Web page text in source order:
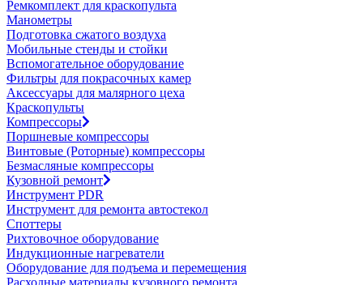
Ремкомплект для краскопульта
Манометры
Подготовка сжатого воздуха
Мобильные стенды и стойки
Вспомогательное оборудование
Фильтры для покрасочных камер
Аксессуары для малярного цеха
Краскопульты
Компрессоры
Поршневые компрессоры
Винтовые (Роторные) компрессоры
Безмасляные компрессоры
Кузовной ремонт
Инструмент PDR
Инструмент для ремонта автостекол
Споттеры
Рихтовочное оборудование
Индукционные нагреватели
Оборудование для подъема и перемещения
Расходные материалы кузовного ремонта